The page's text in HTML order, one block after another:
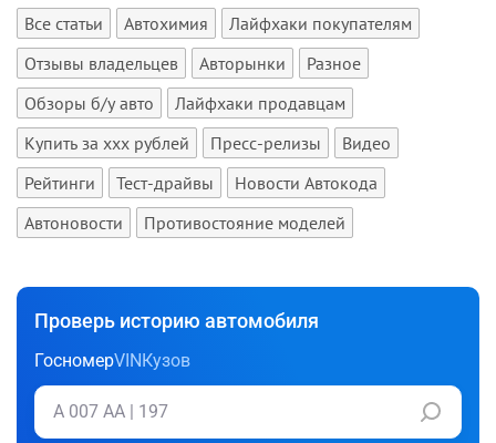
Все статьи Автохимия
Лайфхаки покупателям
Отзывы владельцев
Авторынки
Разное
Обзоры б/у авто
Лайфхаки продавцам
Купить за xxx рублей
Пресс-релизы
Видео
Рейтинги
Тест-драйвы
Новости Автокода
Автоновости
Противостояние моделей
Проверь историю автомобиля
ГосномерVINКузов